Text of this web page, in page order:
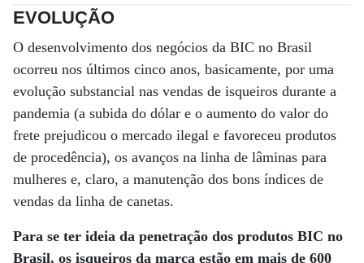
EVOLUÇÃO
O desenvolvimento dos negócios da BIC no Brasil
ocorreu nos últimos cinco anos, basicamente, por uma
evolução substancial nas vendas de isqueiros durante a
pandemia (a subida do dólar e o aumento do valor do
frete prejudicou o mercado ilegal e favoreceu produtos
de procedência), os avanços na linha de lâminas para
mulheres e, claro, a manutenção dos bons índices de
vendas da linha de canetas.
Para se ter ideia da penetração dos produtos BIC no
Brasil, os isqueiros da marca estão em mais de 600